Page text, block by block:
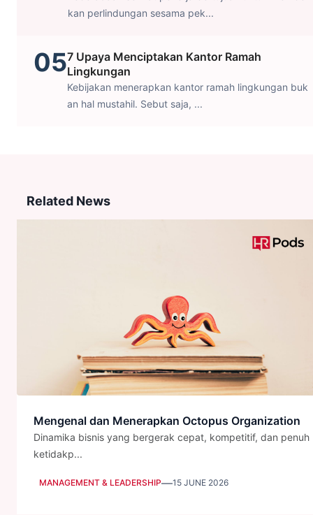
kan perlindungan sesama pek...
057 Upaya Menciptakan Kantor Ramah
Lingkungan
Kebijakan menerapkan kantor ramah lingkungan buk
an hal mustahil. Sebut saja, ...
Related News
Mengenal dan Menerapkan Octopus Organization
Dinamika bisnis yang bergerak cepat, kompetitif, dan penuh
ketidakp...
MANAGEMENT & LEADERSHIP—15 JUNE 2026